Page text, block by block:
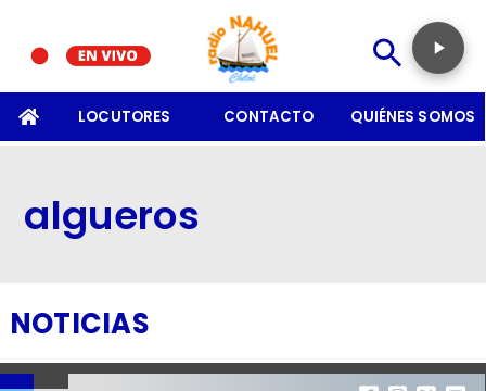
LOCUTORES CONTACTO QUIÉNES SOMOS
algueros
NOTICIAS